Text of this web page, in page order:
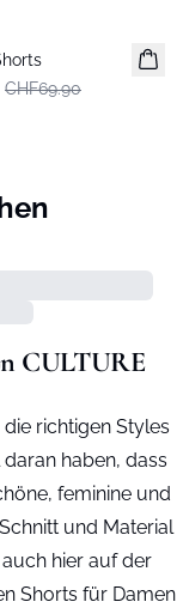
CHF69.90
CULTURE
richtigen Styles
haben, dass
feminine und
und Material
hier auf der
Shorts für Damen